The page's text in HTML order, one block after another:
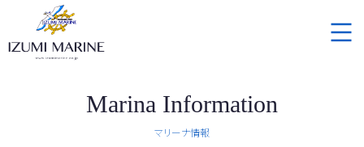
Marina Information
マリーナ情報